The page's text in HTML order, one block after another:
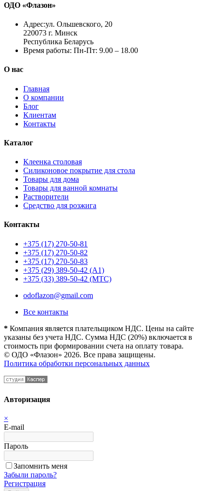
ОДО «Флазон»
Адрес:ул. Ольшевского, 20
220073 г. Минск
Республика Беларусь
Время работы: Пн-Пт: 9.00 – 18.00
О нас
Главная
О компании
Блог
Клиентам
Контакты
Каталог
Клеенка столовая
Силиконовое покрытие для стола
Товары для дома
Товары для ванной комнаты
Растворители
Средство для розжига
Контакты
+375 (17) 270-50-81
+375 (17) 270-50-82
+375 (17) 270-50-83
+375 (29) 389-50-42 (А1)
+375 (33) 389-50-42 (МТС)
odoflazon@gmail.com
Все контакты
* Компания является плательщиком НДС. Цены на сайте
указаны без учета НДС. Сумма НДС (20%) включается в
стоимость при формировании счета на оплату товара.
© ОДО «Флазон» 2026. Все права защищены.
Политика обработки персональных данных
Авторизация
×
E-mail
Пароль
Запомнить меня
Забыли пароль?
Регистрация